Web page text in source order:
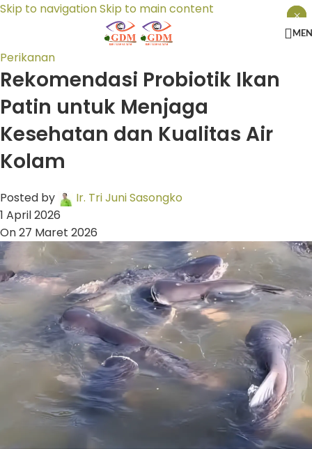
Skip to navigationSkip to main content
Perikanan
Rekomendasi Probiotik Ikan
Patin untuk Menjaga
Kesehatan dan Kualitas Air
Kolam
Posted by
Ir. Tri Juni Sasongko
1 April 2026
On 27 Maret 2026
×
×
×